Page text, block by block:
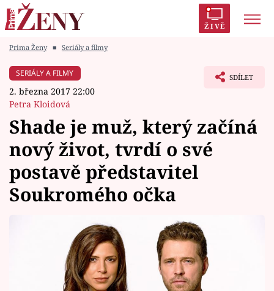
ŽIVĚ
Módní alarm
Témata
Celebrity
Horoskopy
Prima Ženy ■ Seriály a filmy
SERIÁLY A FILMY
2. března 2017 22:00
Petra Kloidová
SDÍLET
Shade je muž, který začíná
nový život, tvrdí o své
postavě představitel
Soukromého očka